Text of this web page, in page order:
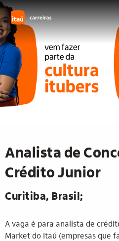
Analista de
Crédito Junior
Curitiba, Brasil;
A vaga é para analista de
Market do Itaú (empresas que